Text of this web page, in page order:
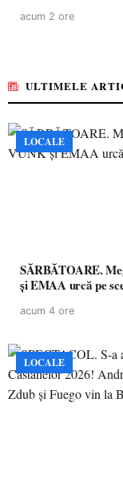
acum 2 ore
ULTIMELE
LOCALE
SĂRBĂTOARE.
și EMAA urcă pe
acum 4 ore
LOCALE